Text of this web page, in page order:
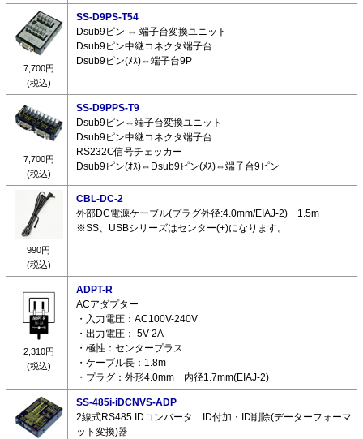
7,700円
(税込)
SS-D9PS-T54
Dsub9ピン ⇔ 端子台変換ユニット
Dsub9ピン中継コネクタ端子台
Dsub9ピン(ﾒｽ)⇔端子台9P
7,700円
(税込)
SS-D9PPS-T9
Dsub9ピン⇔端子台変換ユニット
Dsub9ピン中継コネクタ端子台
RS232C信号チェッカー
Dsub9ピン(ｵｽ)⇔Dsub9ピン(ﾒｽ)⇔端子台9ピン
990円
(税込)
CBL-DC-2
外部DC電源ケーブル(プラグ外径:4.0mm/EIAJ-2) 1.5m
※SS、USBシリーズはセンター(+)になります。
2,310円
(税込)
ADPT-R
ACアダプター
・入力電圧：AC100V-240V
・出力電圧： 5V-2A
・極性：センタープラス
・ケーブル長：1.8m
・プラグ：外形4.0mm 内径1.7mm(EIAJ-2)
SS-485i-iDCNVS-ADP
2線式RS485 IDコンバータ ID付加・ID削除(データーフォーマ
ット変換)器